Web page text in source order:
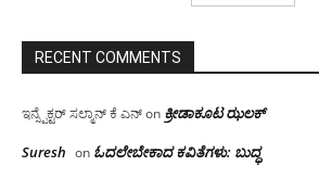
RECENT COMMENTS
ಇನ್ಸ್ಪೆಕ್ಟರ್ ಸಲ್ಮಾನ್ ಕೆ ಎನ್on ಕ್ರೀಡಾಕೂಟ ಝಲಕ್
Suresh on ಓದಲೇಬೇಕಾದ‌ ಕವಿತೆಗಳು: ಬುದ್ಧ